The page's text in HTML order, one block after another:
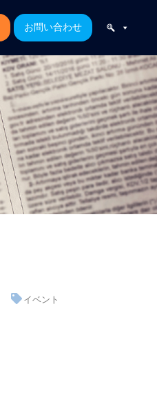
お問い合わせ
イベント